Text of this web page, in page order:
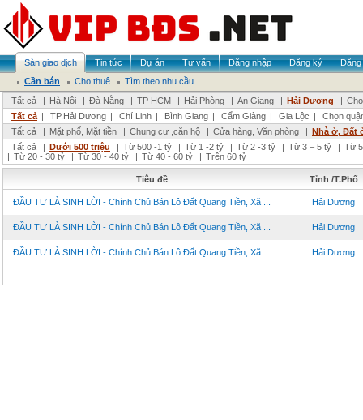
Sàn giao dịch Tin tức Dự án Tư vấn Đăng nhập Đăng ký
Đăng
Cần bán
Cho thuê
Tìm theo nhu cầu
Tất cả
| Hà Nội | Đà Nẵng | TP HCM | Hải Phòng | An Giang | Hải Dương |
Tất cả | TP.Hải Dương | Chí Linh | Bình Giang | Cẩm Giàng | Gia Lộc |
Chọn
Tất cả
| Mặt phố, Mặt tiền | Chung cư ,căn hộ | Cửa hàng, Văn phòng | Nhà ở, Đất
Tất cả
| Dưới 500 triệu | Từ 500 -1 tỷ | Từ 1 -2 tỷ | Từ 2 -3 tỷ | Từ 3 – 5 tỷ | Từ
| Từ 20 - 30 tỷ | Từ 30 - 40 tỷ | Từ 40 - 60 tỷ | Trên 60 tỷ
Tiêu đề Tỉnh /T.Phố
ĐẦU TƯ LÀ SINH LỜI - Chính Chủ Bán Lô Đất Quang Tiền, Xã ... Hải Dương
ĐẦU TƯ LÀ SINH LỜI - Chính Chủ Bán Lô Đất Quang Tiền, Xã ... Hải Dương
ĐẦU TƯ LÀ SINH LỜI - Chính Chủ Bán Lô Đất Quang Tiền, Xã ... Hải Dương